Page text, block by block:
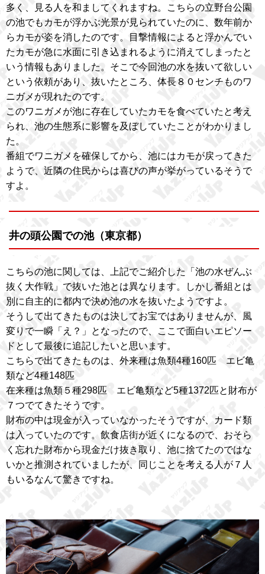
多く、見る人を和ましてくれますね。こちらの立野台公園
の池でもカモが浮かぶ光景が見られていたのに、数年前か
らカモが姿を消したのです。目撃情報によると浮かんでい
たカモが急に水面に引き込まれるように消えてしまったと
いう情報もありました。そこで今回池の水を抜いて欲しい
という依頼があり、抜いたところ、体長８０センチものワ
ニガメが現れたのです。
このワニガメが池に存在していたカモを食べていたと考え
られ、池の生態系に影響を及ぼしていたことがわかりまし
た。
番組でワニガメを確保してから、池にはカモが戻ってきた
ようで、近隣の住民からは喜びの声が挙がっているそうで
すよ。
井の頭公園での池（東京都）
こちらの池に関しては、上記でご紹介した「池の水ぜんぶ
抜く大作戦」で抜いた池とは異なります。しかし番組とは
別に自主的に都内で決め池の水を抜いたようですよ。
そうして出てきたものは決してお宝ではありませんが、風
変りで一瞬「え？」となったので、ここで面白いエピソー
ドとして最後に追記したいと思います。
こちらで出てきたものは、外来種は魚類4種160匹 エビ亀
類など4種148匹
在来種は魚類５種298匹 エビ亀類など5種1372匹と財布が
７つでてきたそうです。
財布の中は現金が入っていなかったそうですが、カード類
は入っていたのです。飲食店街が近くになるので、おそら
く忘れた財布から現金だけ抜き取り、池に捨てたのではな
いかと推測されていましたが、同じことを考える人が７人
もいるなんて驚きですね。